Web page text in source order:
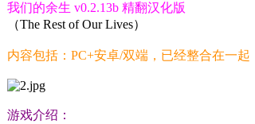
我们的余生 v0.2.13b 精翻汉化版
（The Rest of Our Lives）
内容包括：PC+安卓/双端，已经整合在一起
游戏介绍：